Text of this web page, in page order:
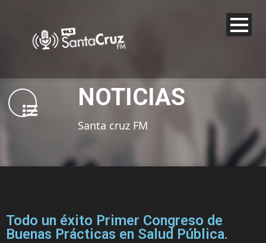
NOTICIAS
Santa cruz FM
Todo un éxito Primer Congreso de
Buenas Prácticas en Salud Pública.